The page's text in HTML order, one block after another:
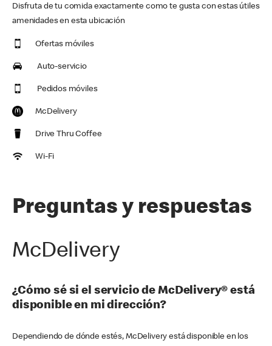
Disfruta de tu comida exactamente como te gusta con estas útiles
amenidades en esta ubicación
Ofertas móviles
Auto-servicio
Pedidos móviles
McDelivery
Drive Thru Coffee
Wi-Fi
Preguntas y respuestas
McDelivery
¿Cómo sé si el servicio de McDelivery® está
disponible en mi dirección?
Dependiendo de dónde estés, McDelivery está disponible en los